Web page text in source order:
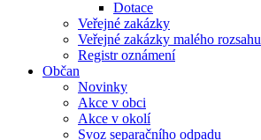
Dotace
Veřejné zakázky
Veřejné zakázky malého rozsahu
Registr oznámení
Občan
Novinky
Akce v obci
Akce v okolí
Svoz separačního odpadu